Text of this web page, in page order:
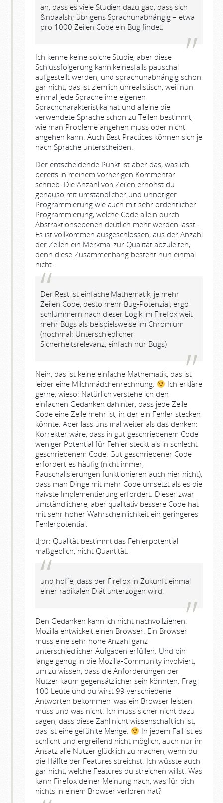
an, dass es viele Studien dazu gab, dass sich
&ndaalsh; übrigens Sprachunabhängig – etwa
pro 1000 Zeilen Code ein Bug findet.
Ich kenne keine solche Studie, aber diese
Schlussfolgerung kann keinesfalls pauschal
aufgestellt werden, und sprachunabhängig schon
gar nicht, das ist ziemlich unrealistisch, weil nun
einmal jede Sprache ihre eigenen
Sprachcharakteristika hat und alleine die
verwendete Sprache schon zu Teilen bestimmt,
wie man Probleme angehen muss oder nicht
angehen kann. Auch Best Practices können sich je
nach Sprache unterscheiden.
Der entscheidende Punkt ist aber das, was ich
bereits in meinem vorherigen Kommentar
schrieb. Die Anzahl von Zeilen erhöhst du
genauso mit umständlicher und unnötiger
Programmierung wie auch mit sehr ordentlicher
Programmierung, welche Code allein durch
Abstraktionsebenen deutlich mehr werden lässt.
Es ist vollkommen ausgeschlossen, aus der Anzahl
der Zeilen ein Merkmal zur Qualität abzuleiten,
denn diese Zusammenhang besteht nun einmal
nicht.
Der Rest ist einfache Mathematik, je mehr
Zeilen Code, desto mehr Bug-Potenzial, ergo
schlummern nach dieser Logik im Firefox weit
mehr Bugs als beispielsweise im Chromium
(nochmal: Unterschiedlicher
Sicherheitsrelevanz, einfach nur Bugs)
Nein, das ist keine einfache Mathematik, das ist
leider eine Milchmädchenrechnung.
Ich erkläre
gerne, wieso: Natürlich verstehe ich den
einfachen Gedanken dahinter, dass jede Zeile
Code eine Zeile mehr ist, in der ein Fehler stecken
könnte. Aber lass uns mal weiter als das denken:
Korrekter wäre, dass in gut geschriebenem Code
weniger Potential für Fehler steckt als in schlecht
geschriebenem Code. Gut geschriebener Code
erfordert es häufig (nicht immer,
Pauschalisierungen funktionieren auch hier nicht),
dass man Dinge mit mehr Code umsetzt als es die
naivste Implementierung erfordert. Dieser zwar
umständlichere, aber qualitativ bessere Code hat
mit sehr hoher Wahrscheinlichkeit ein geringeres
Fehlerpotential.
tl;dr: Qualität bestimmt das Fehlerpotential
maßgeblich, nicht Quantität.
und hoffe, dass der Firefox in Zukunft einmal
einer radikalen Diät unterzogen wird.
Den Gedanken kann ich nicht nachvollziehen.
Mozilla entwickelt einen Browser. Ein Browser
muss eine sehr hohe Anzahl ganz
unterschiedlicher Aufgaben erfüllen. Und bin
lange genug in die Mozilla-Community involviert,
um zu wissen, dass die Anforderungen der
Nutzer kaum gegensätzlicher sein könnten. Frag
100 Leute und du wirst 99 verschiedene
Antworten bekommen, was ein Browser leisten
muss und was nicht. Ich muss sicher nicht dazu
sagen, dass diese Zahl nicht wissenschaftlich ist,
das ist eine gefühlte Menge.
In jedem Fall ist es
schlicht und ergreifend nicht möglich, auch nur im
Ansatz alle Nutzer glücklich zu machen, wenn du
die Hälfte der Features streichst. Ich wüsste auch
gar nicht, welche Features du streichen willst. Was
kann Firefox deiner Meinung nach, was für dich
nichts in einem Browser verloren hat?